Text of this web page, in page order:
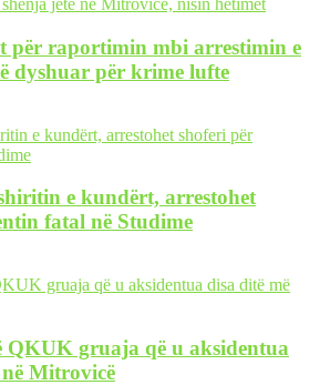
për raportimin mbi arrestimin e
dyshuar për krime lufte
e kundërt, arrestohet
fatal në Studime
QKUK gruaja që u aksidentua
Mitrovicë